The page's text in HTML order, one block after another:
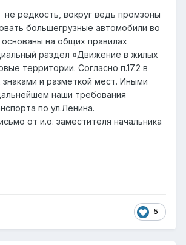
редкость, вокруг ведь промзоны
большегрузные автомобили во
на общих правилах
раздел «Движение в жилых
территории. Согласно п.17.2 в
и разметкой мест. Иными
наши требования
по ул.Ленина.
от и.о. заместителя начальника
5